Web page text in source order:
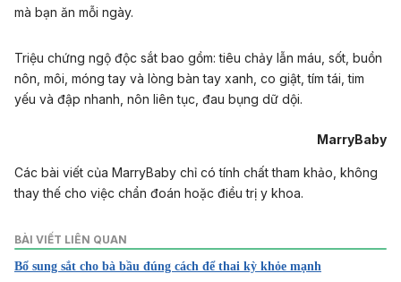
mà bạn ăn mỗi ngày.
Triệu chứng ngộ độc sắt bao gồm: tiêu chảy lẫn máu, sốt, buồn
nôn, môi, móng tay và lòng bàn tay xanh, co giật, tím tái, tim
yếu và đập nhanh, nôn liên tục, đau bụng dữ dội.
MarryBaby
Các bài viết của MarryBaby chỉ có tính chất tham khảo, không
thay thế cho việc chẩn đoán hoặc điều trị y khoa.
BÀI VIẾT LIÊN QUAN
Bổ sung sắt cho bà bầu đúng cách để thai kỳ khỏe mạnh